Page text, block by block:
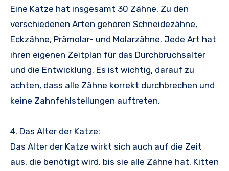
Eine Katze hat insgesamt 30 Zähne. Zu den
verschiedenen Arten gehören Schneidezähne,
Eckzähne, Prämolar- und Molarzähne. Jede Art hat
ihren eigenen Zeitplan für das Durchbruchsalter
und die Entwicklung. Es ist wichtig, darauf zu
achten, dass alle Zähne korrekt durchbrechen und
keine Zahnfehlstellungen auftreten.
4. Das Alter der Katze:
Das Alter der Katze wirkt sich auch auf die Zeit
aus, die benötigt wird, bis sie alle Zähne hat. Kitten